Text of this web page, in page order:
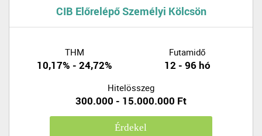
CIB Előrelépő Személyi Kölcsön
THM
10,17% - 24,72%
Futamidő
12 - 96 hó
Hitelösszeg
300.000 - 15.000.000 Ft
Érdekel